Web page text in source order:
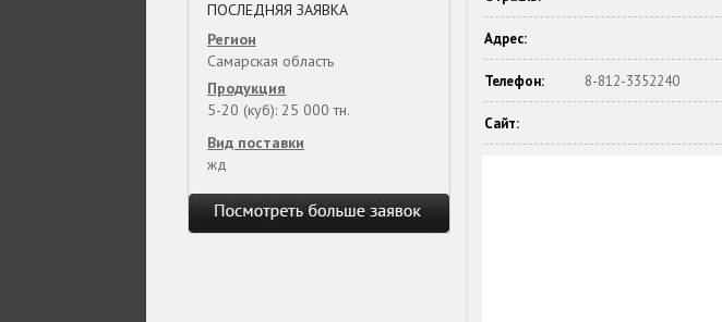
ПОСЛЕДНЯЯ ЗАЯВКА
Регион
Самарская область
Продукция
5-20 (куб): 25 000 тн.
Вид поставки
жд
Адрес:
Телефон: 8-812-3352240
Сайт: